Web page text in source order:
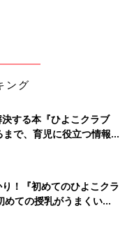
ング
する本『ひよこクラブ
で、育児に役立つ情報が
！『初めてのひよこクラ
めての授乳がうまくい
と夏のトラブル 解決テ